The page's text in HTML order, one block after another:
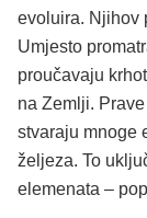
evoluira. Njihov
Umjesto
proučavaju
na Zemlji.
stvaraju mnoge
željeza. To
elemenata –